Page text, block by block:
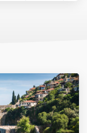
magunkkal
hivatalos beváltó
illetve bankokban.
üdülőhelyeken,
eurót is.